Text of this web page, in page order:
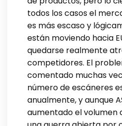
todos los casos el
es más escaso y
están moviendo hacia
quedarse realmente
competidores. El
comentado muchas
número de escáneres
anualmente, y aunque
aumentado el volumen